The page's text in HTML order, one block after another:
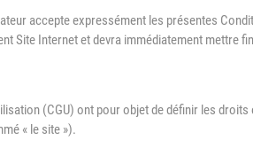
Nos associations &
syndicats
accepte expressément les présentes
Site Internet et devra immédiatement mettre
(CGU) ont pour objet de définir les
« le site »).